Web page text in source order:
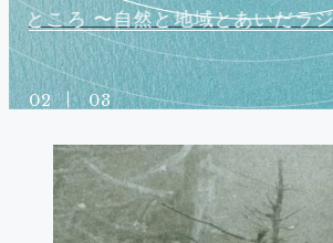
お問い合わせ
田大学「LIME3」×東北大学「
イオームが連携構想を発表-
02 03